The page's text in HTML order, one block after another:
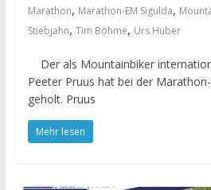
Marathon, Marathon-EM Sigulda,
Stiebjahn, Tim Böhme, Urs Huber
Der als Mountainbiker
Peeter Pruus hat bei der
geholt. Pruus
Mehr lesen